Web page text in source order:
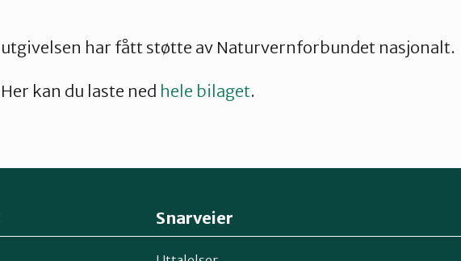
utgivelsen har fått støtte av Naturvernforbundet nasjonalt.
Her kan du laste ned hele bilaget.
Snarveier